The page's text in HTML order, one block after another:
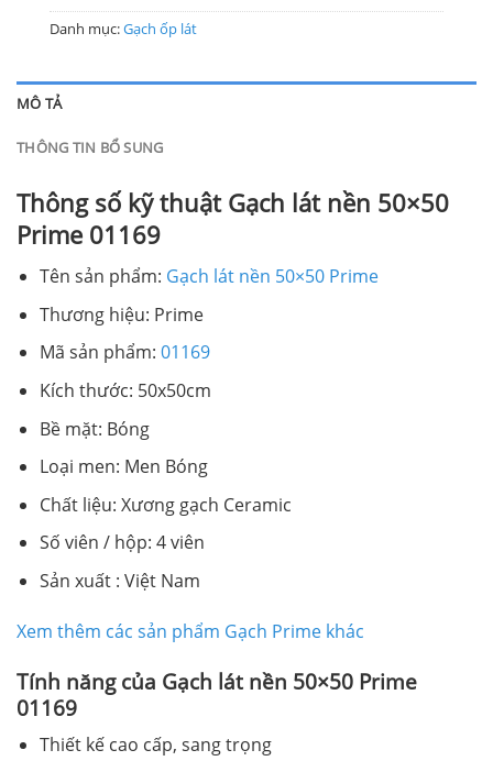
Danh mục:Gạch ốp lát
MÔ TẢ
THÔNG TIN BỔ SUNG
Thông số kỹ thuật Gạch lát nền 50×50
Prime 01169
Tên sản phẩm: Gạch lát nền 50×50 Prime
Thương hiệu: Prime
Mã sản phẩm: 01169
Kích thước: 50x50cm
Bề mặt: Bóng
Loại men: Men Bóng
Chất liệu: Xương gạch Ceramic
Số viên / hộp: 4 viên
Sản xuất : Việt Nam
Xem thêm các sản phẩm Gạch Prime khác
Tính năng của Gạch lát nền 50×50 Prime
01169
Thiết kế cao cấp, sang trọng